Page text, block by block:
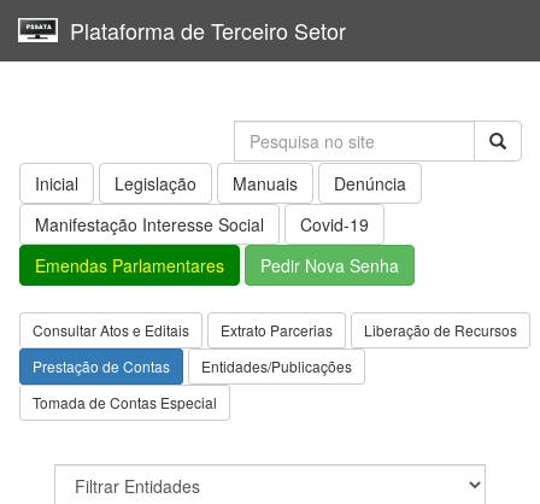
Plataforma de Terceiro Setor
Inicial Legislação Manuais
Denúncia
Manifestação Interesse Social
Covid-19
Emendas Parlamentares
Pedir Nova Senha
Consultar Atos e Editais Extrato Parcerias
Liberação de Recursos
Prestação de Contas
Entidades/Publicações
Tomada de Contas Especial